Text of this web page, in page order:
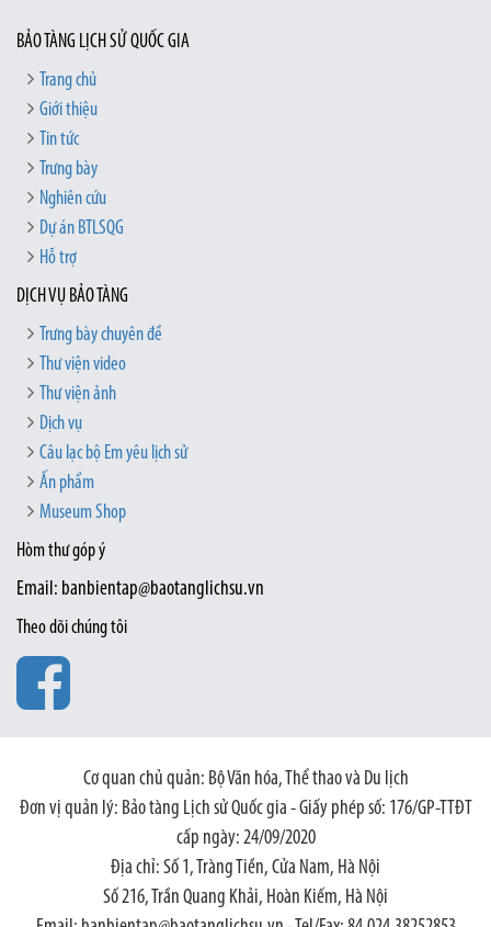
BẢO TÀNG LỊCH SỬ QUỐC GIA
Trang chủ
Giới thiệu
Tin tức
Trưng bày
Nghiên cứu
Dự án BTLSQG
Hỗ trợ
DỊCH VỤ BẢO TÀNG
Trưng bày chuyên đề
Thư viện video
Thư viện ảnh
Dịch vụ
Câu lạc bộ Em yêu lịch sử
Ấn phẩm
Museum Shop
Hòm thư góp ý
Email: banbientap@baotanglichsu.vn
Theo dõi chúng tôi
Cơ quan chủ quản: Bộ Văn hóa, Thể thao và Du lịch
Đơn vị quản lý: Bảo tàng Lịch sử Quốc gia - Giấy phép số: 176/GP-TTĐT
cấp ngày: 24/09/2020
Địa chỉ: Số 1, Tràng Tiền, Cửa Nam, Hà Nội
Số 216, Trần Quang Khải, Hoàn Kiếm, Hà Nội